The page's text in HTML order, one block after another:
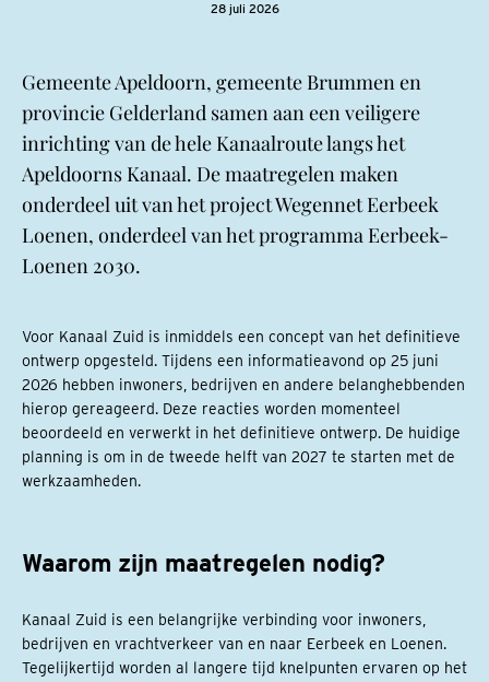
28 juli 2026
Gemeente Apeldoorn, gemeente Brummen en
provincie Gelderland samen aan een veiligere
inrichting van de hele Kanaalroute langs het
Apeldoorns Kanaal. De maatregelen maken
onderdeel uit van het project Wegennet Eerbeek
Loenen, onderdeel van het programma Eerbeek-
Loenen 2030.
Voor Kanaal Zuid is inmiddels een concept van het definitieve
ontwerp opgesteld. Tijdens een informatieavond op 25 juni
2026 hebben inwoners, bedrijven en andere belanghebbenden
hierop gereageerd. Deze reacties worden momenteel
beoordeeld en verwerkt in het definitieve ontwerp. De huidige
planning is om in de tweede helft van 2027 te starten met de
werkzaamheden.
Waarom zijn maatregelen nodig?
Kanaal Zuid is een belangrijke verbinding voor inwoners,
bedrijven en vrachtverkeer van en naar Eerbeek en Loenen.
Tegelijkertijd worden al langere tijd knelpunten ervaren op het